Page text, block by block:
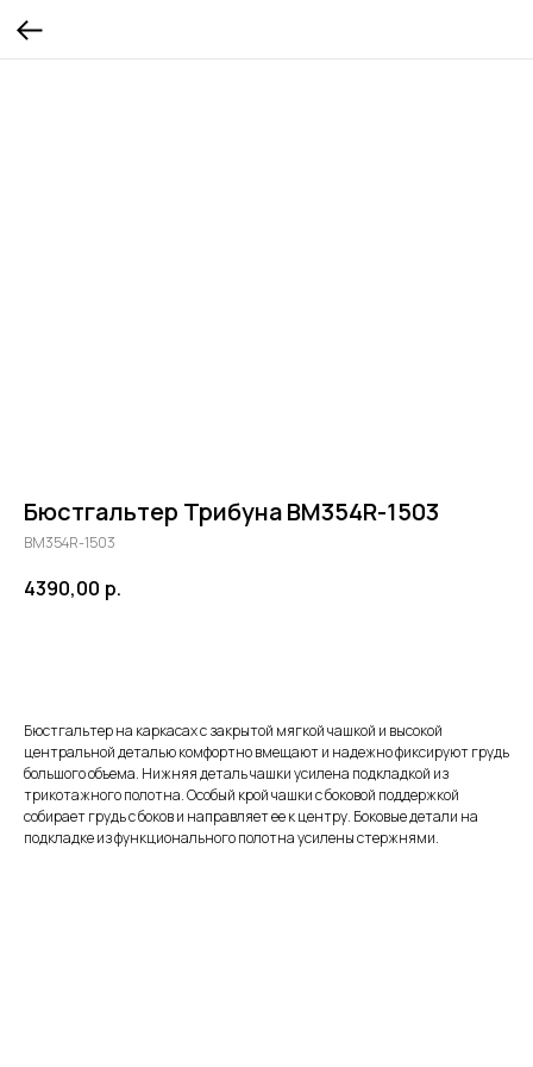
Бюстгальтер Трибуна BM354R-1503
BM354R-1503
4390,00 р.
Бюстгальтер на каркасах с закрытой мягкой чашкой и высокой
центральной деталью комфортно вмещают и надежно фиксируют грудь
большого объема. Нижняя деталь чашки усилена подкладкой из
трикотажного полотна. Особый крой чашки с боковой поддержкой
собирает грудь с боков и направляет ее к центру. Боковые детали на
подкладке из функционального полотна усилены стержнями.